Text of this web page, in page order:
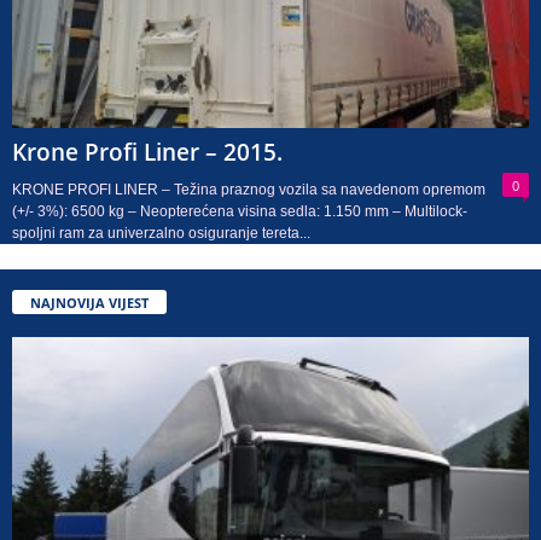
Krone Profi Liner – 2015.
0
KRONE PROFI LINER – Težina praznog vozila sa navedenom opremom
(+/- 3%): 6500 kg – Neopterećena visina sedla: 1.150 mm – Multilock-
spoljni ram za univerzalno osiguranje tereta...
NAJNOVIJA VIJEST